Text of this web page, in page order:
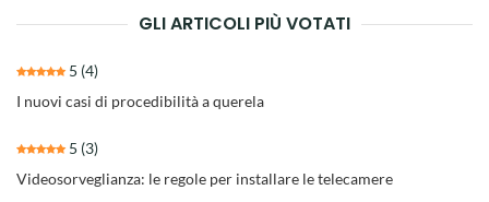
GLI ARTICOLI PIÙ VOTATI
5 (4)
I nuovi casi di procedibilità a querela
5 (3)
Videosorveglianza: le regole per installare le telecamere